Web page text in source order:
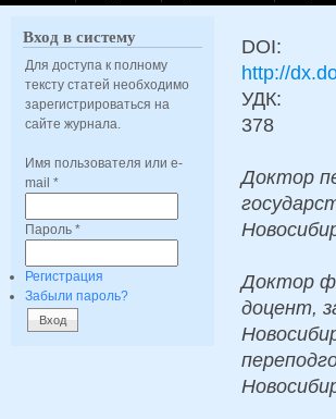
Вход в систему
Для доступа к полному
тексту статей необходимо
зарегистрироваться на
сайте журнала.
Имя пользователя или e-
mail *
Пароль *
Регистрация
Забыли пароль?
DOI:
http://
УДК:
378
Доктор
Доктор
доцент,